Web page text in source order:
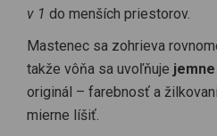
v 1 do menších priestorov.
Mastenec sa zohrieva
takže vôňa sa uvoľňuje
originál – farebnosť a
mierne líšiť.